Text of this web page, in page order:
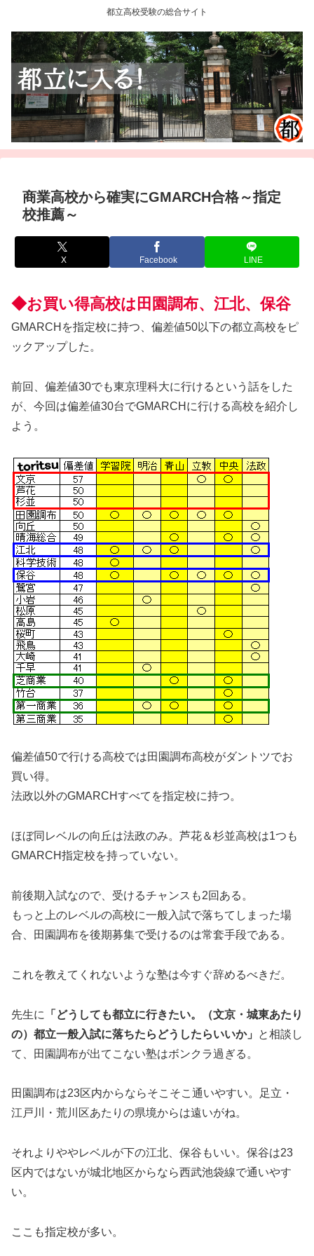
都立高校受験の総合サイト
商業高校から確実にGMARCH合格～指定
校推薦～
X Facebook LINE
◆お買い得高校は田園調布、江北、保谷
GMARCHを指定校に持つ、偏差値50以下の都立高校をピ
ックアップした。
前回、偏差値30でも東京理科大に行けるという話をした
が、今回は偏差値30台でGMARCHに行ける高校を紹介し
よう。
偏差値50で行ける高校では田園調布高校がダントツでお
買い得。
法政以外のGMARCHすべてを指定校に持つ。
ほぼ同レベルの向丘は法政のみ。芦花＆杉並高校は1つも
GMARCH指定校を持っていない。
前後期入試なので、受けるチャンスも2回ある。
もっと上のレベルの高校に一般入試で落ちてしまった場
合、田園調布を後期募集で受けるのは常套手段である。
これを教えてくれないような塾は今すぐ辞めるべきだ。
先生に
「どうしても都立に行きたい。（文京・城東あたり
の）都立一般入試に落ちたらどうしたらいいか」
と相談し
て、田園調布が出てこない塾はボンクラ過ぎる。
田園調布は23区内からならそこそこ通いやすい。足立・
江戸川・荒川区あたりの県境からは遠いがね。
それよりややレベルが下の江北、保谷もいい。保谷は23
区内ではないが城北地区からなら西武池袋線で通いやす
い。
ここも指定校が多い。